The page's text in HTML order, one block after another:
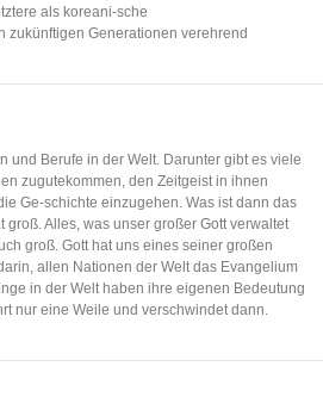
als koreani-sche
zukünftigen Generationen verehrend
und Berufe in der Welt. Darunter gibt es viele
zugutekommen, den Zeitgeist in ihnen
Ge-schichte einzugehen. Was ist dann das
groß. Alles, was unser großer Gott verwaltet
groß. Gott hat uns eines seiner großen
allen Nationen der Welt das Evangelium
in der Welt haben ihre eigenen Bedeutung
nur eine Weile und verschwindet dann.